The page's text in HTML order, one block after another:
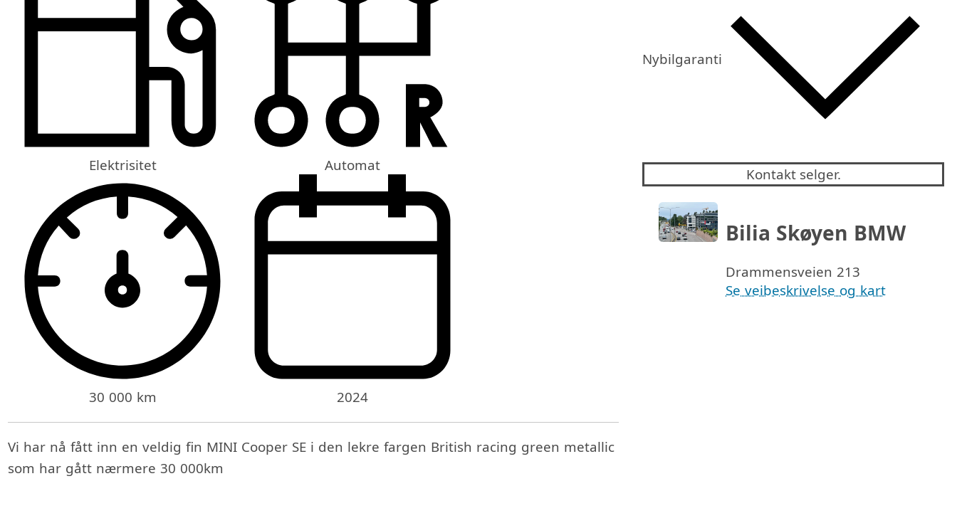
Nybilgaranti
Kontakt selger.
Bilia Skøyen BMW
Drammensveien 213
Se veibeskrivelse og kart
Elektrisitet Automat
30 000 km 2024
Vi har nå fått inn en veldig fin MINI Cooper SE i den lekre fargen British racing green metallic
som har gått nærmere 30 000km